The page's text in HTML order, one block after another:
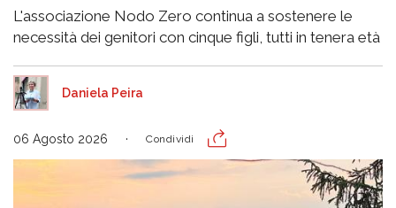
L'associazione Nodo Zero continua a sostenere le
necessità dei genitori con cinque figli, tutti in tenera età
Daniela Peira
06 Agosto 2026 Condividi